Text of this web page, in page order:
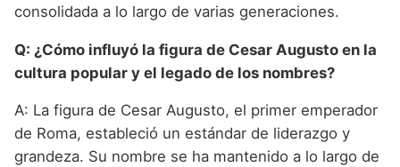
consolidada a lo largo de varias generaciones.
Q: ¿Cómo influyó la figura de Cesar Augusto en la
cultura popular y el legado de los nombres?
A: La figura de Cesar Augusto, el primer emperador
de Roma, estableció un estándar de liderazgo y
grandeza. Su nombre se ha mantenido a lo largo de